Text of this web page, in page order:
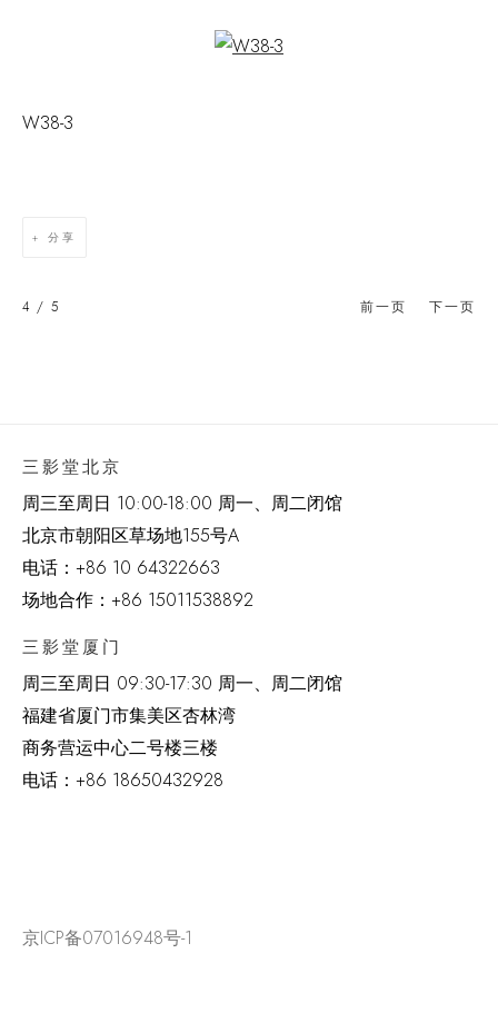
Open a larger version of the following image in a popup:
W38-3
分享
前一页 下一页
4 / 5
三影堂北京
周三至周日 10:00-18:00 周一、周二闭馆
北京市朝阳区草场地155号A
电话： +86 10 64322663
场地合作：+86 15011538892
三影堂厦门
周三至周日 09:30-17:30 周一、周二闭馆
福建省厦门市集美区杏林湾
商务营运中心二号楼三楼
电话： +86 18650432928
京ICP备07016948号-1